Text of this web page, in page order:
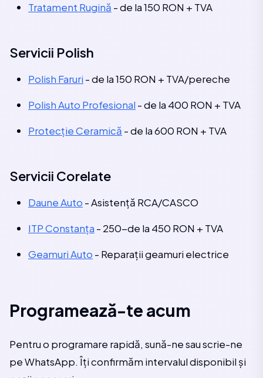
Tratament Rugină - de la 150 RON + TVA
Servicii Polish
Polish Faruri - de la 150 RON + TVA/pereche
Polish Auto Profesional - de la 400 RON + TVA
Protecție Ceramică - de la 600 RON + TVA
Servicii Corelate
Daune Auto - Asistență RCA/CASCO
ITP Constanța - 250-de la 450 RON + TVA
Geamuri Auto - Reparații geamuri electrice
Programează-te acum
Pentru o programare rapidă, sună-ne sau scrie-ne
pe WhatsApp. Îți confirmăm intervalul disponibil și